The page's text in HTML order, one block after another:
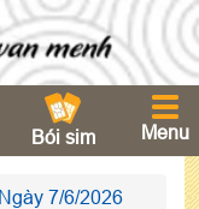
Bói sim Menu
Ngày 7/6/2026